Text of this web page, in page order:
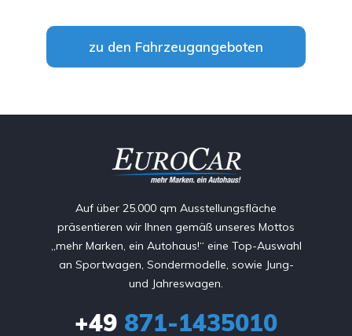
zu den Fahrzeugangeboten
Auf über 25.000 qm Ausstellungsfläche
präsentieren wir Ihnen gemäß unseres Mottos
„mehr Marken, ein Autohaus!“ eine Top-Auswahl
an Sportwagen, Sondermodelle, sowie Jung-
und Jahreswagen.
+49 871-1435010